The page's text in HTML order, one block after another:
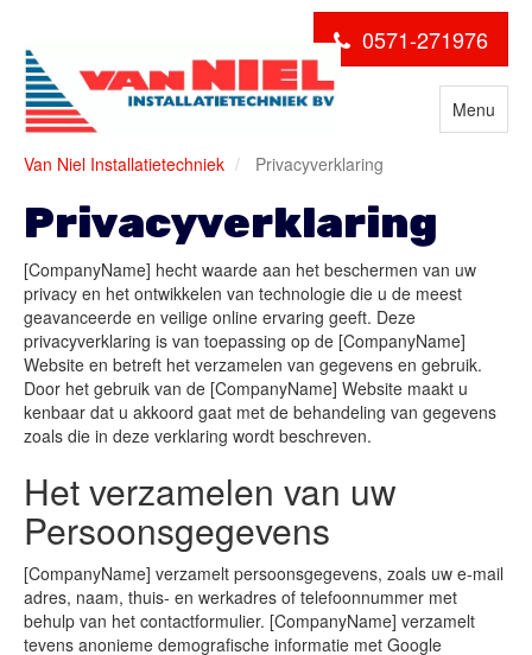
0571-271976
Menu
Van Niel Installatietechniek Privacyverklaring
Privacyverklaring
[CompanyName] hecht waarde aan het beschermen van uw
privacy en het ontwikkelen van technologie die u de meest
geavanceerde en veilige online ervaring geeft. Deze
privacyverklaring is van toepassing op de [CompanyName]
Website en betreft het verzamelen van gegevens en gebruik.
Door het gebruik van de [CompanyName] Website maakt u
kenbaar dat u akkoord gaat met de behandeling van gegevens
zoals die in deze verklaring wordt beschreven.
Het verzamelen van uw
Persoonsgegevens
[CompanyName] verzamelt persoonsgegevens, zoals uw e-mail
adres, naam, thuis- en werkadres of telefoonnummer met
behulp van het contactformulier. [CompanyName] verzamelt
tevens anonieme demografische informatie met Google